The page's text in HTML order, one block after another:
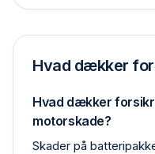
Hvad dækker
Hvad dækker
motorskade?
Skader på